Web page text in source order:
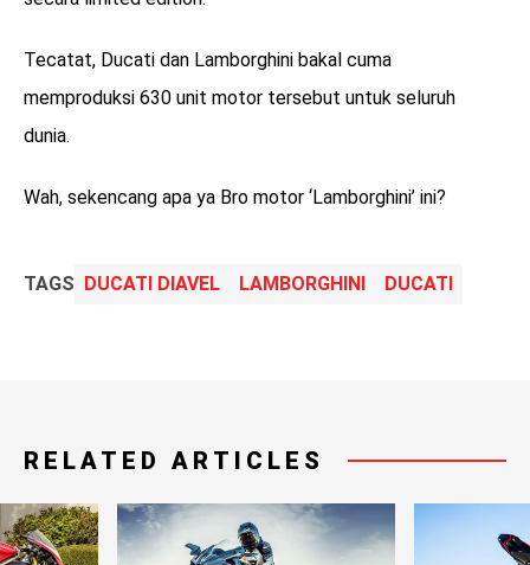
Tecatat, Ducati dan Lamborghini bakal cuma
memproduksi 630 unit motor tersebut untuk seluruh
dunia.
Wah, sekencang apa ya Bro motor ‘Lamborghini’ ini?
TAGS DUCATI DIAVEL LAMBORGHINI DUCATI
RELATED ARTICLES